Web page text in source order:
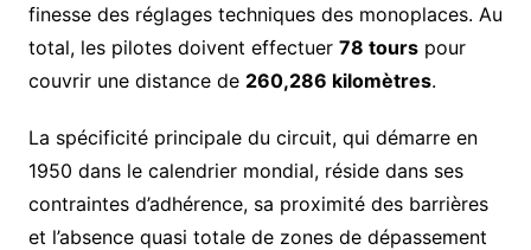
finesse des réglages techniques des monoplaces. Au
total, les pilotes doivent effectuer 78 tourspour
couvrir une distance de 260,286 kilomètres.
La spécificité principale du circuit, qui démarre en
1950 dans le calendrier mondial, réside dans ses
contraintes d’adhérence, sa proximité des barrières
et l’absence quasi totale de zones de dépassement